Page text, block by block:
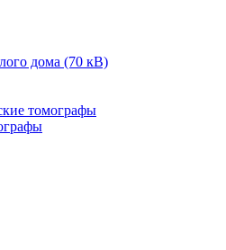
дома (70 кВ)
томографы